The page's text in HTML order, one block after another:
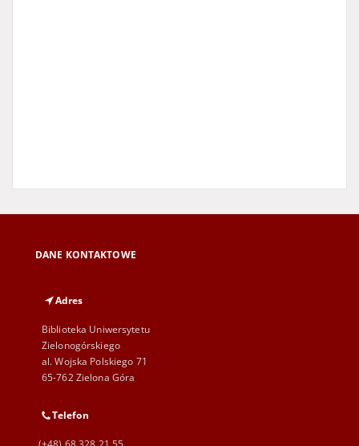
DANE KONTAKTOWE
Adres
Biblioteka Uniwersytetu
Zielonogórskiego
al. Wojska Polskiego 71
65-762 Zielona Góra
Telefon